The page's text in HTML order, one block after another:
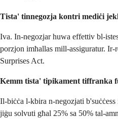
Tista' tinnegozja kontri mediċi
Iva. In-negozjar huwa effettiv bl-
porzjon imħallas mill-assiguratur.
Surprises Act.
Kemm tista' tipikament tiffranka
Il-biċċa l-kbira n-negozjati
jiġu solvuti għal 25% sa 50% tal-